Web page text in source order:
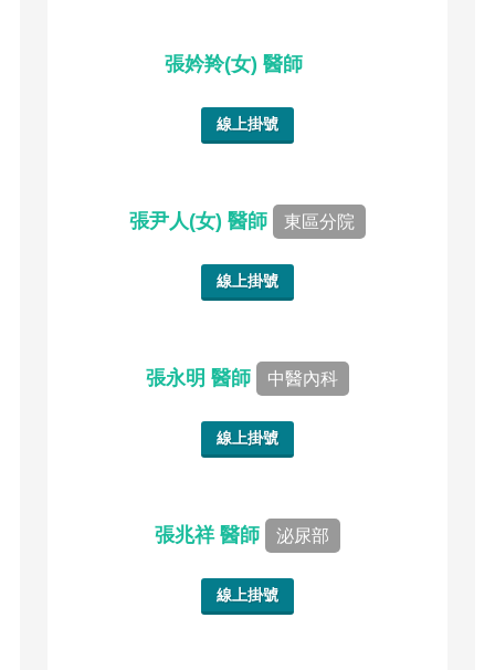
張妗羚(女) 醫師
線上掛號
張尹人(女) 醫師 東區分院
線上掛號
張永明 醫師 中醫內科
線上掛號
張兆祥 醫師 泌尿部
線上掛號